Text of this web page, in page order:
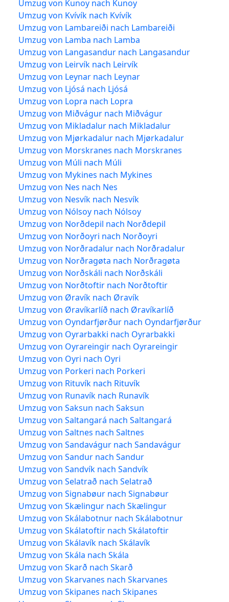
Umzug von Kunoy nach Kunoy
Umzug von Kvívík nach Kvívík
Umzug von Lambareiði nach Lambareiði
Umzug von Lamba nach Lamba
Umzug von Langasandur nach Langasandur
Umzug von Leirvík nach Leirvík
Umzug von Leynar nach Leynar
Umzug von Ljósá nach Ljósá
Umzug von Lopra nach Lopra
Umzug von Miðvágur nach Miðvágur
Umzug von Mikladalur nach Mikladalur
Umzug von Mjørkadalur nach Mjørkadalur
Umzug von Morskranes nach Morskranes
Umzug von Múli nach Múli
Umzug von Mykines nach Mykines
Umzug von Nes nach Nes
Umzug von Nesvík nach Nesvík
Umzug von Nólsoy nach Nólsoy
Umzug von Norðdepil nach Norðdepil
Umzug von Norðoyri nach Norðoyri
Umzug von Norðradalur nach Norðradalur
Umzug von Norðragøta nach Norðragøta
Umzug von Norðskáli nach Norðskáli
Umzug von Norðtoftir nach Norðtoftir
Umzug von Øravík nach Øravík
Umzug von Øravíkarlíð nach Øravíkarlíð
Umzug von Oyndarfjørður nach Oyndarfjørður
Umzug von Oyrarbakki nach Oyrarbakki
Umzug von Oyrareingir nach Oyrareingir
Umzug von Oyri nach Oyri
Umzug von Porkeri nach Porkeri
Umzug von Rituvík nach Rituvík
Umzug von Runavík nach Runavík
Umzug von Saksun nach Saksun
Umzug von Saltangará nach Saltangará
Umzug von Saltnes nach Saltnes
Umzug von Sandavágur nach Sandavágur
Umzug von Sandur nach Sandur
Umzug von Sandvík nach Sandvík
Umzug von Selatrað nach Selatrað
Umzug von Signabøur nach Signabøur
Umzug von Skælingur nach Skælingur
Umzug von Skálabotnur nach Skálabotnur
Umzug von Skálatoftir nach Skálatoftir
Umzug von Skálavík nach Skálavík
Umzug von Skála nach Skála
Umzug von Skarð nach Skarð
Umzug von Skarvanes nach Skarvanes
Umzug von Skipanes nach Skipanes